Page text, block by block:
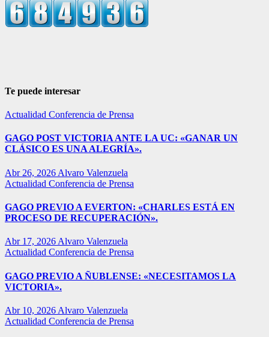
Te puede interesar
Actualidad Conferencia de Prensa
GAGO POST VICTORIA ANTE LA UC: «GANAR UN
CLÁSICO ES UNA ALEGRÍA».
Abr 26, 2026 Alvaro Valenzuela
Actualidad Conferencia de Prensa
GAGO PREVIO A EVERTON: «CHARLES ESTÁ EN
PROCESO DE RECUPERACIÓN».
Abr 17, 2026 Alvaro Valenzuela
Actualidad Conferencia de Prensa
GAGO PREVIO A ÑUBLENSE: «NECESITAMOS LA
VICTORIA».
Abr 10, 2026 Alvaro Valenzuela
Actualidad Conferencia de Prensa